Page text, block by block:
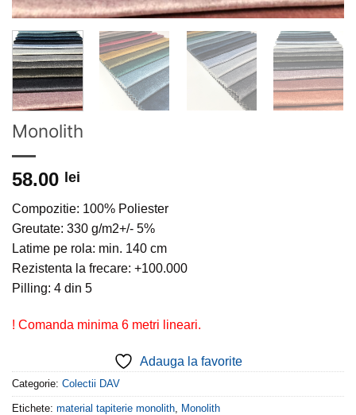
Monolith
58.00 lei
Compozitie: 100% Poliester
Greutate: 330 g/m2+/- 5%
Latime pe rola: min. 140 cm
Rezistenta la frecare: +100.000
Pilling: 4 din 5
! Comanda minima 6 metri lineari.
Adauga la favorite
Categorie: Colectii DAV
Etichete: material tapiterie monolith Monolith